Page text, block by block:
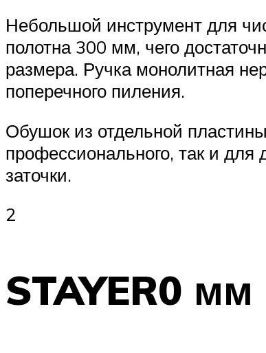
Небольшой инструмент для
полотна 300 мм, чего
размера. Ручка монолитная
поперечного пиления.
Обушок из отдельной
профессионального, так и
заточки.
2
STAYER0 мм